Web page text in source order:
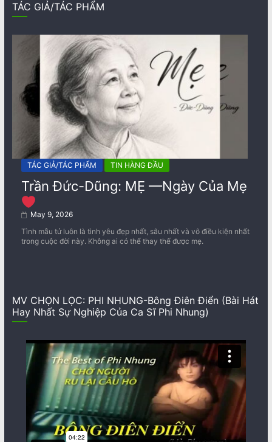
TÁC GIẢ/TÁC PHẨM
TÁC GIẢ/TÁC PHẨM TIN HÀNG ĐẦU
Trần Đức-Dũng: MẸ —Ngày Của Mẹ
May 9, 2026
Tình mẫu tử luôn là tình yêu đẹp nhất, sâu nhất và vô điều kiện nhất
trong cuộc đời này. Không ai có thể thay thế được mẹ.
MV CHỌN LỌC: PHI NHUNG-Bông Điên Điển (Bài Hát
Hay Nhất Sự Nghiệp Của Ca Sĩ Phi Nhung)